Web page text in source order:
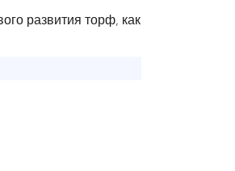
развития торф, как